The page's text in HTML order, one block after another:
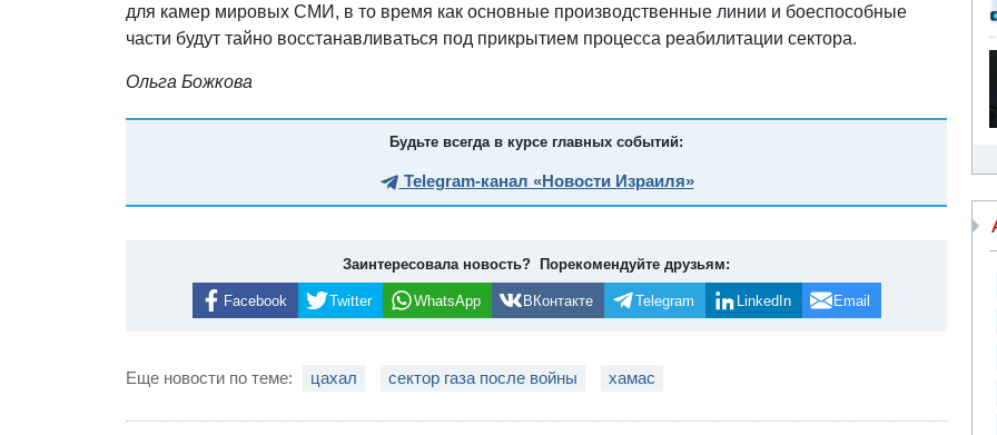
для камер мировых СМИ, в то время как основные производственные линии и боеспособные
части будут тайно восстанавливаться под прикрытием процесса реабилитации сектора.
Ольга Божкова
Будьте всегда в курсе главных событий:
Telegram-канал «Новости Израиля»
Заинтересовала новость? Порекомендуйте друзьям:
Facebook Twitter WhatsApp ВКонтакте Telegram LinkedIn Email
Еще новости по теме: цахал сектор газа после войны хамас